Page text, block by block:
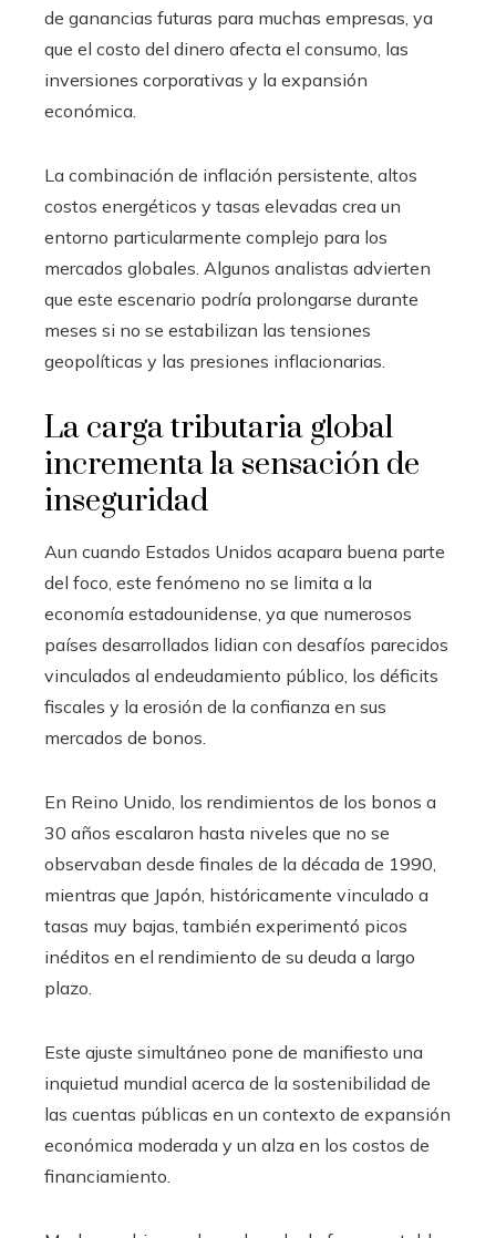
de ganancias futuras para muchas empresas, ya
que el costo del dinero afecta el consumo, las
inversiones corporativas y la expansión
económica.
La combinación de inflación persistente, altos
costos energéticos y tasas elevadas crea un
entorno particularmente complejo para los
mercados globales. Algunos analistas advierten
que este escenario podría prolongarse durante
meses si no se estabilizan las tensiones
geopolíticas y las presiones inflacionarias.
La carga tributaria global
incrementa la sensación de
inseguridad
Aun cuando Estados Unidos acapara buena parte
del foco, este fenómeno no se limita a la
economía estadounidense, ya que numerosos
países desarrollados lidian con desafíos parecidos
vinculados al endeudamiento público, los déficits
fiscales y la erosión de la confianza en sus
mercados de bonos.
En Reino Unido, los rendimientos de los bonos a
30 años escalaron hasta niveles que no se
observaban desde finales de la década de 1990,
mientras que Japón, históricamente vinculado a
tasas muy bajas, también experimentó picos
inéditos en el rendimiento de su deuda a largo
plazo.
Este ajuste simultáneo pone de manifiesto una
inquietud mundial acerca de la sostenibilidad de
las cuentas públicas en un contexto de expansión
económica moderada y un alza en los costos de
financiamiento.